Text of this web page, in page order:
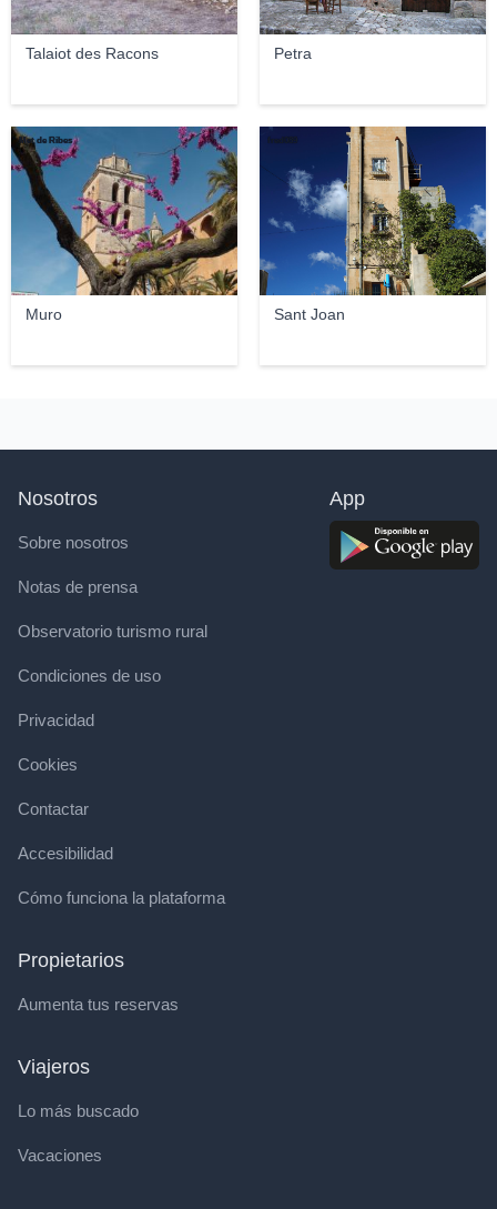
Talaiot des Racons Petra
Muro
Met de Ribes
Sant Joan
fred089
Nosotros
Sobre nosotros
Notas de prensa
Observatorio turismo rural
Condiciones de uso
Privacidad
Cookies
Contactar
Accesibilidad
Cómo funciona la plataforma
Propietarios
Aumenta tus reservas
Viajeros
Lo más buscado
Vacaciones
App